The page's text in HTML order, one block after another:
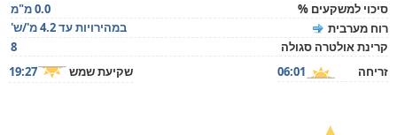
סיכוי למשקעים %
0.0 מ"מ
רוח מערבית
במהירויות עד 4.2 מ'/ש'
קרינת אולטרה סגולה
8
זריחה
06:01 שקיעת שמש 19:27